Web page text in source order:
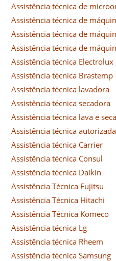
Assistência técnica de
Assistência técnica de
Assistência técnica de
Assistência técnica de
Assistência técnica Electrolux
Assistência técnica Brastemp
Assistência técnica lavadora
Assistência técnica secadora
Assistência técnica lava e seca
Assistência técnica
Assistência técnica Carrier
Assistência técnica Consul
Assistência técnica Daikin
Assistência Técnica Fujitsu
Assistência Técnica Hitachi
Assistência Técnica Komeco
Assistência técnica Lg
Assistência técnica Rheem
Assistência técnica Samsung